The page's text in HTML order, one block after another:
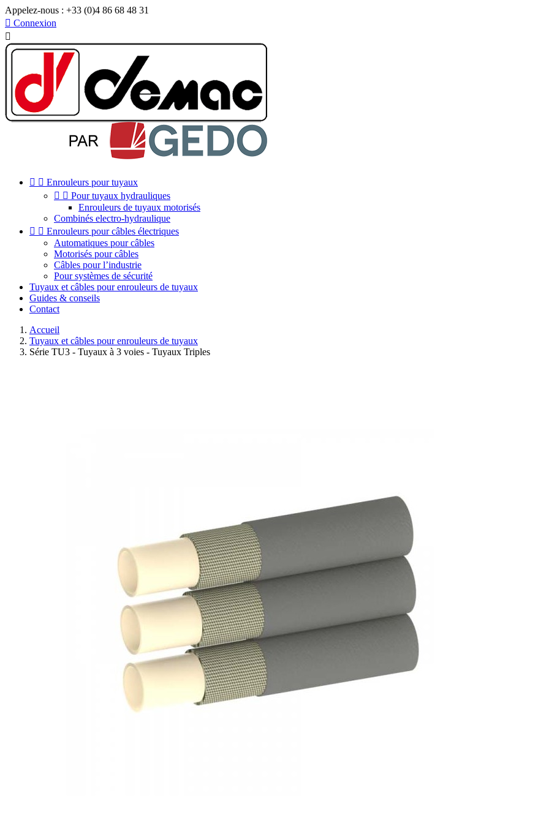
Appelez-nous : +33 (0)4 86 68 48 31
 Connexion

  Enrouleurs pour tuyaux
  Pour tuyaux hydrauliques
Enrouleurs de tuyaux motorisés
Combinés electro-hydraulique
  Enrouleurs pour câbles électriques
Automatiques pour câbles
Motorisés pour câbles
Câbles pour l’industrie
Pour systèmes de sécurité
Tuyaux et câbles pour enrouleurs de tuyaux
Guides & conseils
Contact
Accueil
Tuyaux et câbles pour enrouleurs de tuyaux
Série TU3 - Tuyaux à 3 voies - Tuyaux Triples